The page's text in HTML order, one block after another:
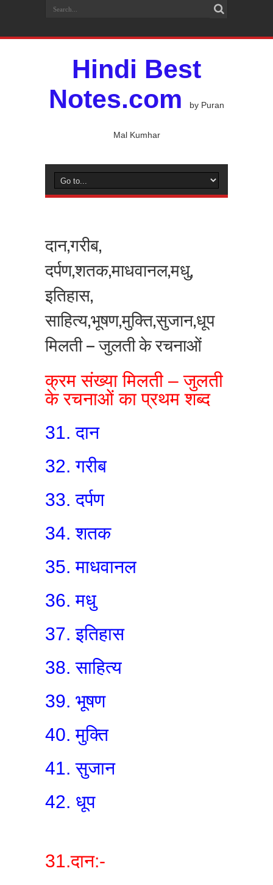
Hindi Best
Notes.com
by Puran
Mal Kumhar
दान,गरीब,
दर्पण,शतक,माधवानल,मधु,
इतिहास,
साहित्य,भूषण,मुक्ति,सुजान,धूप
मिलती – जुलती के रचनाओं
क्रम संख्या मिलती – जुलती
के रचनाओं का प्रथम शब्द
31. दान
32. गरीब
33. दर्पण
34. शतक
35. माधवानल
36. मधु
37. इतिहास
38. साहित्य
39. भूषण
40. मुक्ति
41. सुजान
42. धूप
31.दान:-